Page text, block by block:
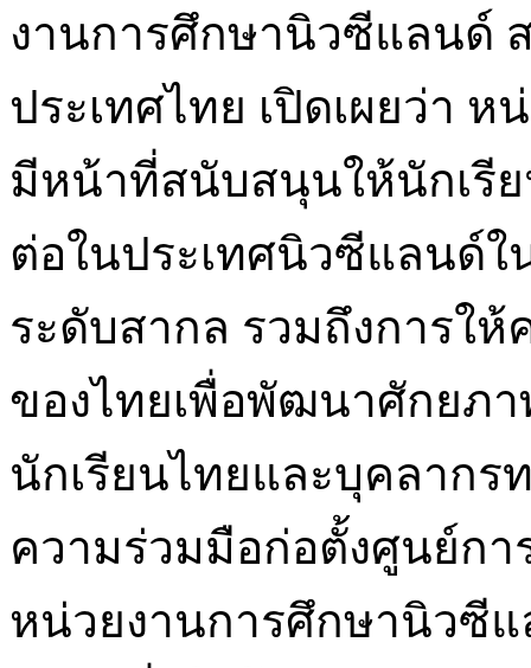
งานการศึกษานิวซีแลนด์
ประเทศไทย เปิดเผยว่า
มีหน้าที่สนับสนุนให้นักเรี
ต่อในประเทศนิวซีแลนด์
ระดับสากล รวมถึงการใ
ของไทยเพื่อพัฒนาศักยภ
นักเรียนไทยและบุคลากร
ความร่วมมือก่อตั้งศูนย์ก
หน่วยงานการศึกษานิวซี